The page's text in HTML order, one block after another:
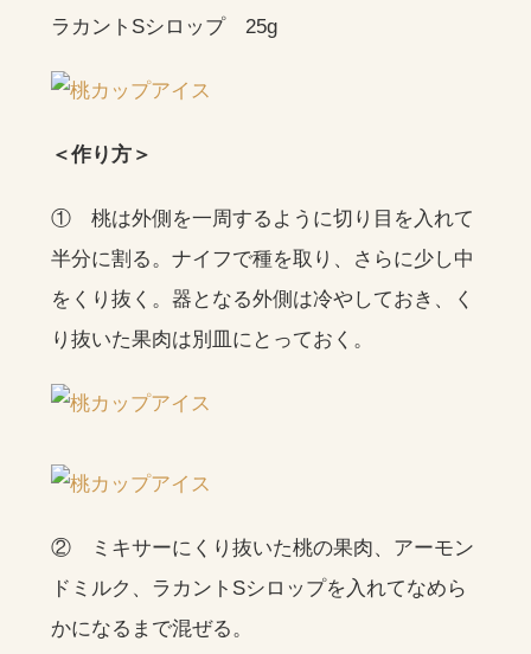
ラカントSシロップ 25g
＜作り方＞
① 桃は外側を一周するように切り目を入れて
半分に割る。ナイフで種を取り、さらに少し中
をくり抜く。器となる外側は冷やしておき、く
り抜いた果肉は別皿にとっておく。
② ミキサーにくり抜いた桃の果肉、アーモン
ドミルク、ラカントSシロップを入れてなめら
かになるまで混ぜる。